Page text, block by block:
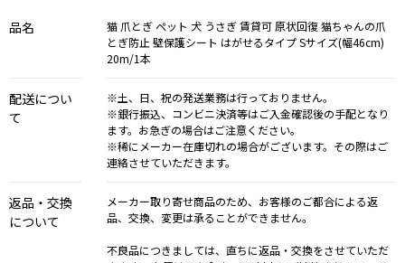
品名
猫 爪とぎ ぺット 犬 うさぎ 賃貸可 原状回復 猫ちゃんの爪
とぎ防止 壁保護シート はがせるタイプ Sサイズ(幅46cm)
20m/1本
配送につい
て
※土、日、祝の発送業務は行っておりません。
※銀行振込、コンビニ決済等はご入金確認後の手配となり
ます。お急ぎの場合はご注意ください。
※稀にメーカー在庫切れの場合がございます。その際はご
連絡させていただきます。
返品・交換
について
メーカー取り寄せ商品のため、お客様のご都合による返
品、交換、変更は承ることができません。
不良品につきましては、直ちに返品・交換をさせていただ